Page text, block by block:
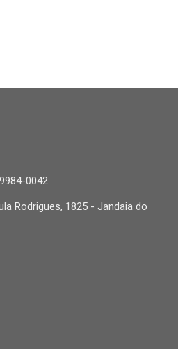
0042
Rodrigues, 1825 - Jandaia do